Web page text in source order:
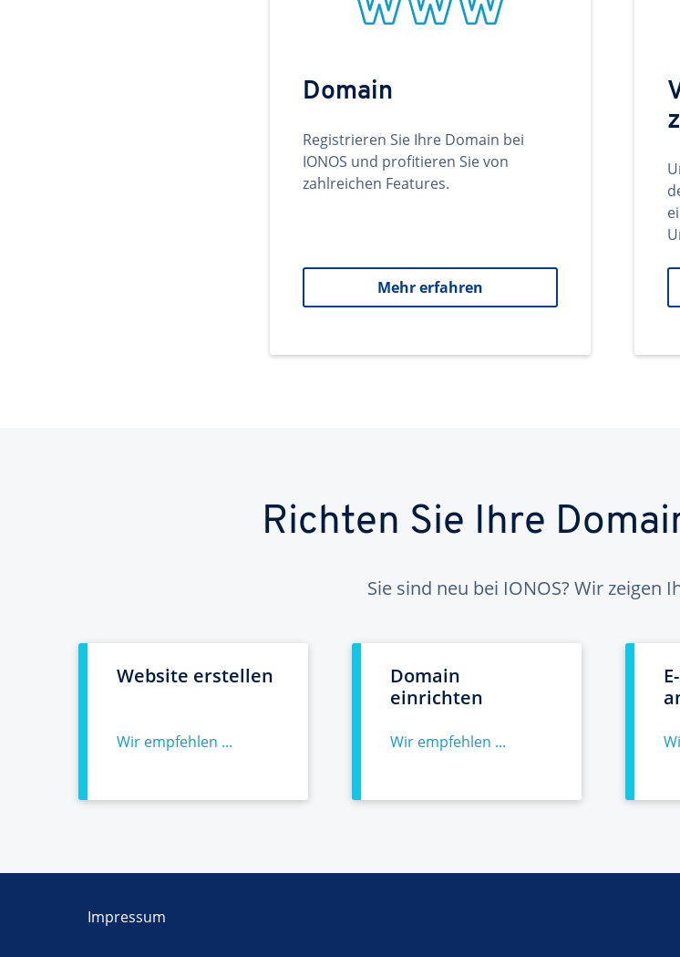
Domain
Registrieren Sie Ihre Domain bei
IONOS und profitieren Sie von
zahlreichen Features.
Mehr erfahren
Richten Sie Ihre
Sie sind neu bei IONOS? Wir zeigen
Website erstellen
Wir empfehlen ...
Domain
einrichten
Wir empfehlen ...
Impressum